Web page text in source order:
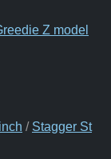
Z model
/ Stagger St